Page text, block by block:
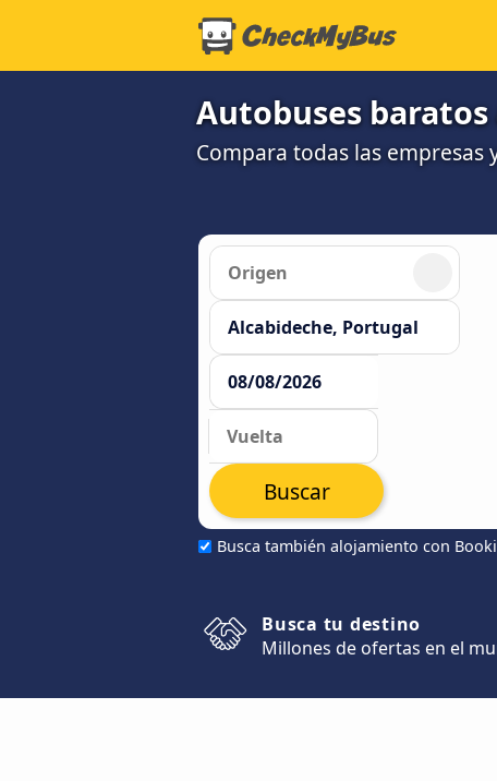
Autobuses
Compara todas las empresas
Busca también alojamiento con
Buscar
Busca tu destino
Millones de ofertas en el